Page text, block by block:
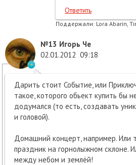
Ответить
Поддержали: Lora Abarin,
№13 Игорь Че
02.01.2012 09:18
Дарить стоит Событие, или
такое, которого обьект купить бы
додумался (то есть, создавать
и головой).
Домашний концерт, например. Или
праздник на горнолыжном склоне.
между небом и землёй!